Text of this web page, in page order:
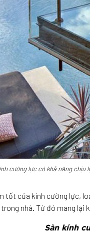
cường lực có khả năng
tốt của kính cường lực,
nhà. Từ đó mang lại
Sàn kính